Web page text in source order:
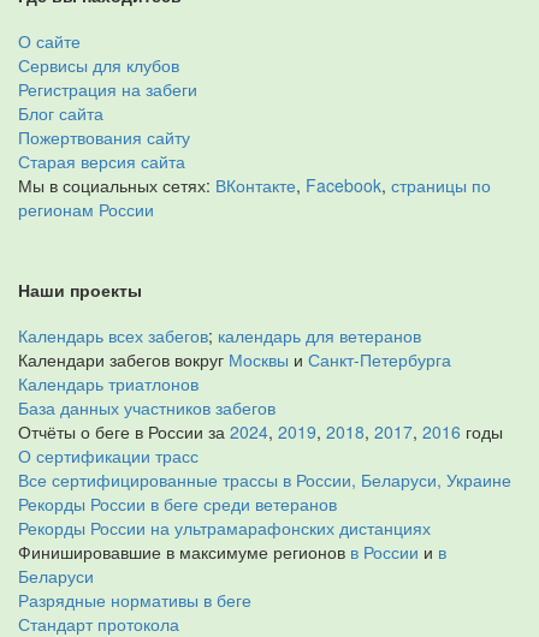
О сайте
Сервисы для клубов
Регистрация на забеги
Блог сайта
Пожертвования сайту
Старая версия сайта
Мы в социальных сетях: ВКонтакте, Facebook, страницы по
регионам России
Наши проекты
Календарь всех забегов; календарь для ветеранов
Календари забегов вокруг Москвы и Санкт-Петербурга
Календарь триатлонов
База данных участников забегов
Отчёты о беге в России за 2024, 2019, 2018, 2017, 2016 годы
О сертификации трасс
Все сертифицированные трассы в России, Беларуси, Украине
Рекорды России в беге среди ветеранов
Рекорды России на ультрамарафонских дистанциях
Финишировавшие в максимуме регионов в России и в
Беларуси
Разрядные нормативы в беге
Стандарт протокола